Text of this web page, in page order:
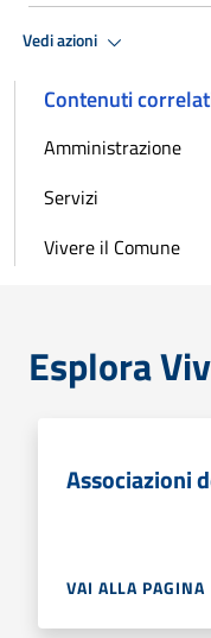
Vedi azioni
Contenuti
Amministrazione
Servizi
Vivere il Comune
Esplora
Associazioni
VAI ALLA PAGINA